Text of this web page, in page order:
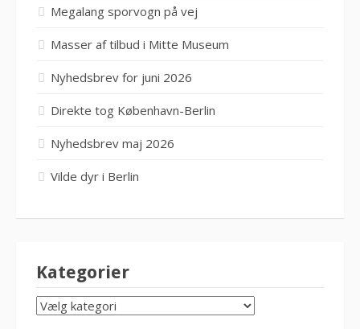
Megalang sporvogn på vej
Masser af tilbud i Mitte Museum
Nyhedsbrev for juni 2026
Direkte tog København-Berlin
Nyhedsbrev maj 2026
Vilde dyr i Berlin
Kategorier
KATEGORIER